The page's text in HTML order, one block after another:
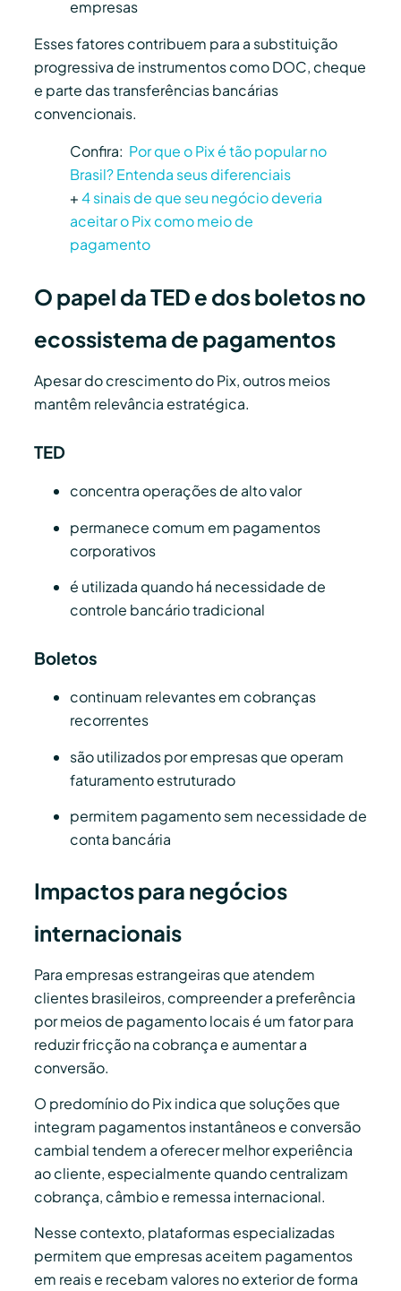
empresas
Esses fatores contribuem para a substituição
progressiva de instrumentos como DOC, cheque
e parte das transferências bancárias
convencionais.
Confira: Por que o Pix é tão popular no
Brasil? Entenda seus diferenciais
+4 sinais de que seu negócio deveria
aceitar o Pix como meio de
pagamento
O papel da TED e dos boletos no
ecossistema de pagamentos
Apesar do crescimento do Pix, outros meios
mantêm relevância estratégica.
TED
concentra operações de alto valor
permanece comum em pagamentos
corporativos
é utilizada quando há necessidade de
controle bancário tradicional
Boletos
continuam relevantes em cobranças
recorrentes
são utilizados por empresas que operam
faturamento estruturado
permitem pagamento sem necessidade de
conta bancária
Impactos para negócios
internacionais
Para empresas estrangeiras que atendem
clientes brasileiros, compreender a preferência
por meios de pagamento locais é um fator para
reduzir fricção na cobrança e aumentar a
conversão.
O predomínio do Pix indica que soluções que
integram pagamentos instantâneos e conversão
cambial tendem a oferecer melhor experiência
ao cliente, especialmente quando centralizam
cobrança, câmbio e remessa internacional.
Nesse contexto, plataformas especializadas
permitem que empresas aceitem pagamentos
em reais e recebam valores no exterior de forma